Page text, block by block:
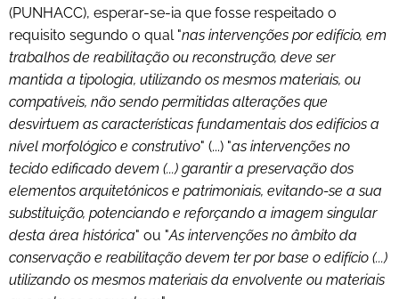
(PUNHACC), esperar-se-ia que fosse respeitado o
requisito segundo o qual "nas intervenções por edifício, em
trabalhos de reabilitação ou reconstrução, deve ser
mantida a tipologia, utilizando os mesmos materiais, ou
compatíveis, não sendo permitidas alterações que
desvirtuem as características fundamentais dos edifícios a
nível morfológico e construtivo" (...) "as intervenções no
tecido edificado devem (...) garantir a preservação dos
elementos arquitetónicos e patrimoniais, evitando-se a sua
substituição, potenciando e reforçando a imagem singular
desta área histórica" ou "As intervenções no âmbito da
conservação e reabilitação devem ter por base o edifício (...)
utilizando os mesmos materiais da envolvente ou materiais